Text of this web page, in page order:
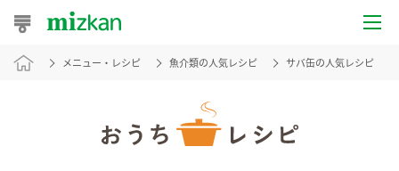
おうちレシピ
メニュー・レシピ 魚介類の人気レシピ サバ缶の人気レシピ